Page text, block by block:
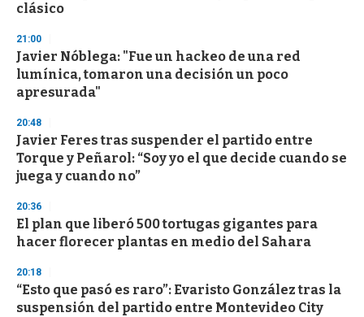
clásico
21:00
Javier Nóblega: "Fue un hackeo de una red
lumínica, tomaron una decisión un poco
apresurada"
20:48
Javier Feres tras suspender el partido entre
Torque y Peñarol: “Soy yo el que decide cuando se
juega y cuando no”
20:36
El plan que liberó 500 tortugas gigantes para
hacer florecer plantas en medio del Sahara
20:18
“Esto que pasó es raro”: Evaristo González tras la
suspensión del partido entre Montevideo City